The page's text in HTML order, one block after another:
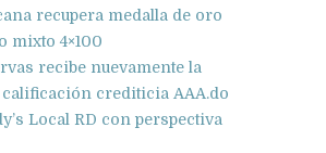
recupera medalla de oro
mixto 4×100
recibe nuevamente la
crediticia AAA.do
Local RD con perspectiva